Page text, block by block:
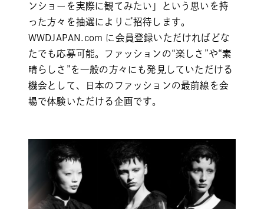
ンショーを実際に観てみたい」という思いを持
った方々を抽選によりご招待します。
WWDJAPAN.com に会員登録いただければどな
たでも応募可能。ファッションの“楽しさ”や“素
晴らしさ”を一般の方々にも発見していただける
機会として、日本のファッションの最前線を会
場で体験いただける企画です。